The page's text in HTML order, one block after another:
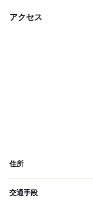
アクセス
住所
交通手段